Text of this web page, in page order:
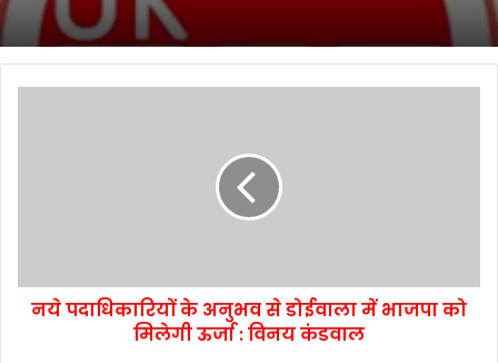
नये पदाधिकारियों के अनुभव से डोईवाला में भाजपा को
मिलेगी ऊर्जा : विनय कंडवाल